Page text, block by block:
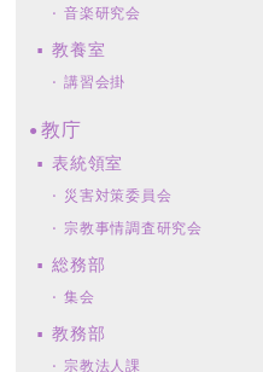
音楽研究会
教養室
講習会掛
教庁
表統領室
災害対策委員会
宗教事情調査研究会
総務部
集会
教務部
宗教法人課